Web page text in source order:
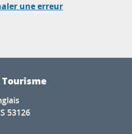
une erreur
Tourisme
53126